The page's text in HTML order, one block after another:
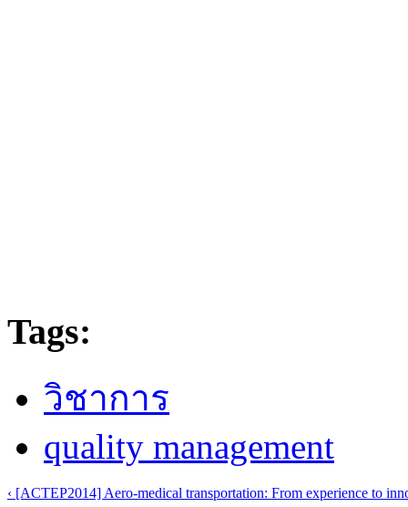
Tags:
วิชาการ
quality management
‹ [ACTEP2014] Aero-medical transportation: From experience